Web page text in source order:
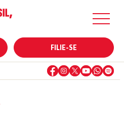
FILIE-SE